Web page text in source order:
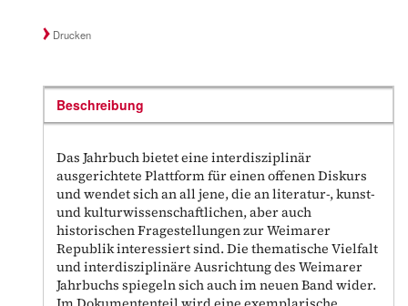
Drucken
Beschreibung
Das Jahrbuch bietet eine interdisziplinär
ausgerichtete Plattform für einen offenen Diskurs
und wendet sich an all jene, die an literatur-, kunst-
und kulturwissenschaftlichen, aber auch
historischen Fragestellungen zur Weimarer
Republik interessiert sind. Die thematische Vielfalt
und interdisziplinäre Ausrichtung des Weimarer
Jahrbuchs spiegeln sich auch im neuen Band wider.